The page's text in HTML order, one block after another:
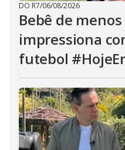
DO R7/06/08/2026
Bebê de
impressiona
futebol